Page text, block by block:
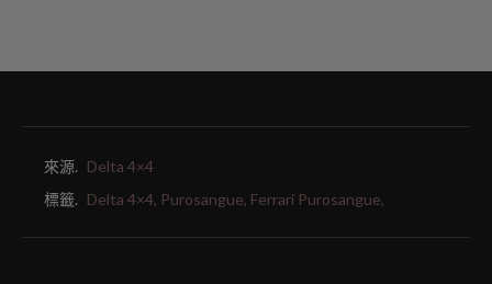
來源. Delta 4×4
標籤. Delta 4×4, Purosangue, Ferrari Purosangue,